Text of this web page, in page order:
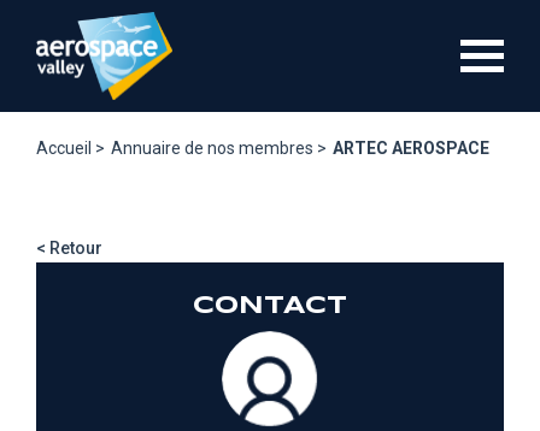
contenu
Accueil > Annuaire de nos membres > ARTEC AEROSPACE
< Retour
CONTACT